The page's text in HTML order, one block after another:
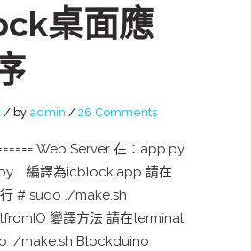
桌面應
by admin 26 Comments
Web Server 在：app.py
編譯為icblock.app 請在
# sudo ./make.sh
變譯方法 請在terminal
./make.sh Blockduino